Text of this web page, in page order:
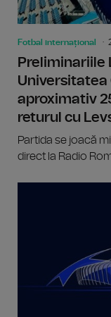
Fotbal internațional
Preliminariile
Universitatea
aproximativ
returul cu
Partida se joacă
direct la Radio